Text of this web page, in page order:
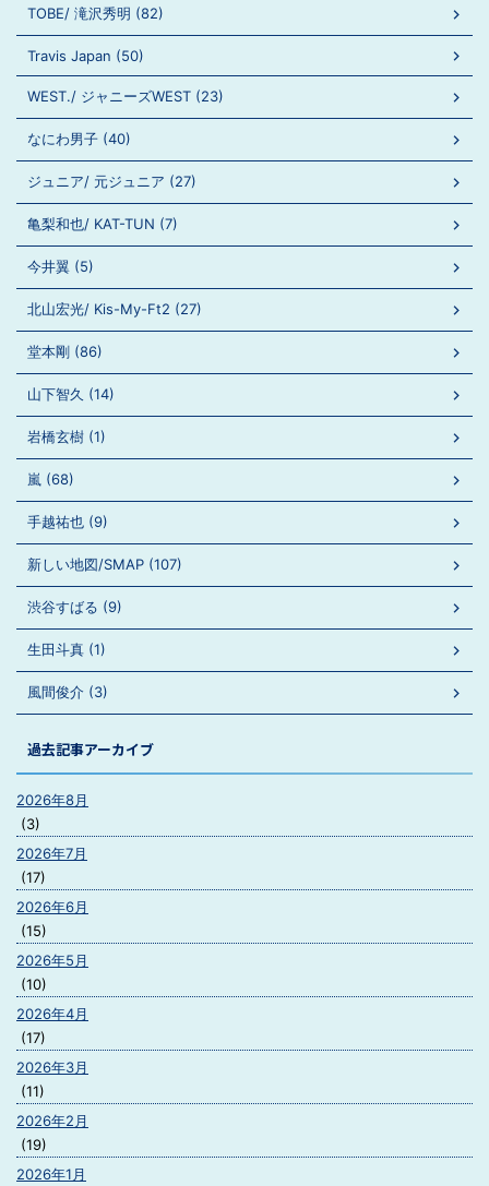
TOBE/ 滝沢秀明 (82)
Travis Japan (50)
WEST./ ジャニーズWEST (23)
なにわ男子 (40)
ジュニア/ 元ジュニア (27)
亀梨和也/ KAT-TUN (7)
今井翼 (5)
北山宏光/ Kis-My-Ft2 (27)
堂本剛 (86)
山下智久 (14)
岩橋玄樹 (1)
嵐 (68)
手越祐也 (9)
新しい地図/SMAP (107)
渋谷すばる (9)
生田斗真 (1)
風間俊介 (3)
過去記事アーカイブ
2026年8月
(3)
2026年7月
(17)
2026年6月
(15)
2026年5月
(10)
2026年4月
(17)
2026年3月
(11)
2026年2月
(19)
2026年1月